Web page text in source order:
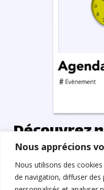
Nous apprécions
Nous utilisons des
de navigation, diffuser
Découvrez